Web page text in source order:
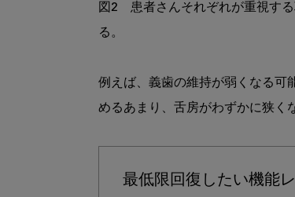
図2　患者さんそれぞれが重視す
る。
例えば、義歯の維持が弱くなる可
めるあまり、舌房がわずかに狭く
最低限回復したい機能